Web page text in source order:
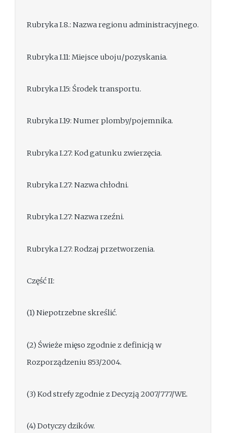
Rubryka I.8.: Nazwa regionu administracyjnego.
Rubryka I.11: Miejsce uboju/pozyskania.
Rubryka I.15: Środek transportu.
Rubryka I.19: Numer plomby/pojemnika.
Rubryka I.27: Kod gatunku zwierzęcia.
Rubryka I.27: Nazwa chłodni.
Rubryka I.27: Nazwa rzeźni.
Rubryka I.27: Rodzaj przetworzenia.
Część II:
(1) Niepotrzebne skreślić.
(2) Świeże mięso zgodnie z definicją w
Rozporządzeniu 853/2004.
(3) Kod strefy zgodnie z Decyzją 2007/777/WE.
(4) Dotyczy dzików.